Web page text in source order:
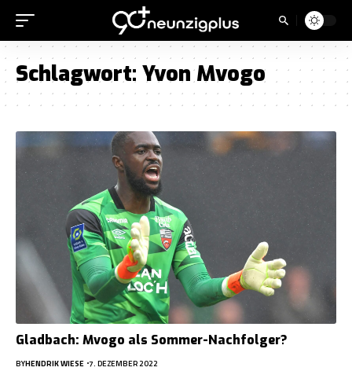
Schlagwort: Yvon Mvogo
Gladbach: Mvogo als Sommer-Nachfolger?
BYHENDRIK WIESE 7. DEZEMBER 2022